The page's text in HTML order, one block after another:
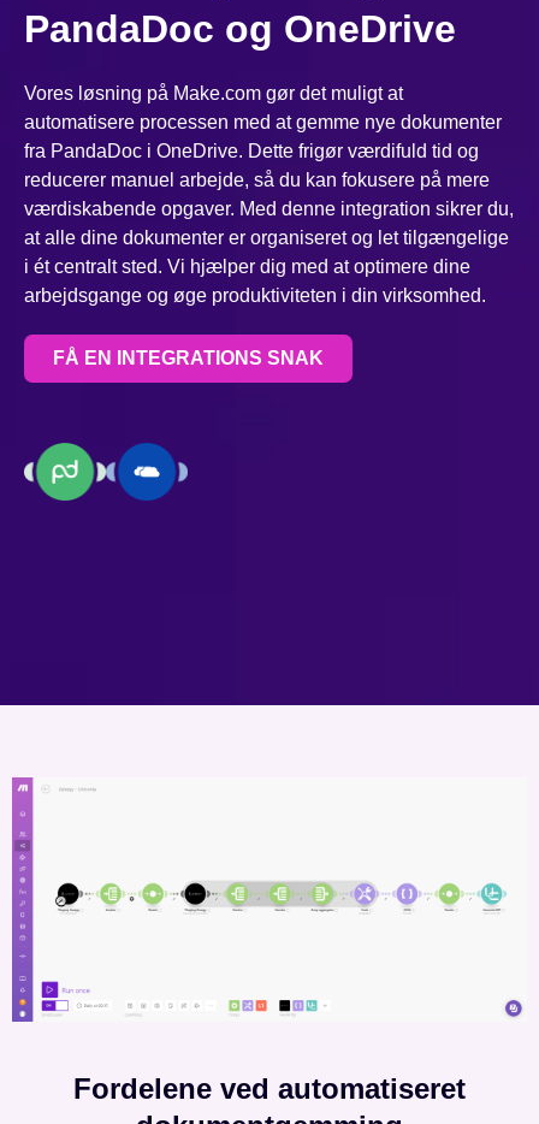
PandaDoc og OneDrive
Vores løsning på Make.com gør det muligt at
automatisere processen med at gemme nye dokumenter
fra PandaDoc i OneDrive. Dette frigør værdifuld tid og
reducerer manuel arbejde, så du kan fokusere på mere
værdiskabende opgaver. Med denne integration sikrer du,
at alle dine dokumenter er organiseret og let tilgængelige
i ét centralt sted. Vi hjælper dig med at optimere dine
arbejdsgange og øge produktiviteten i din virksomhed.
FÅ EN INTEGRATIONS SNAK
Fordelene ved automatiseret